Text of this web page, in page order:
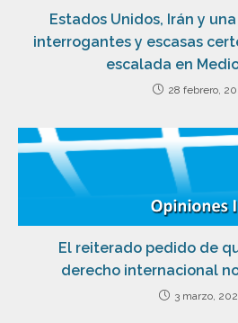
Estados Unidos, Irán y
interrogantes y escasas
escalada en
28 febrero,
El reiterado pedido de
derecho internacional
3 marzo,